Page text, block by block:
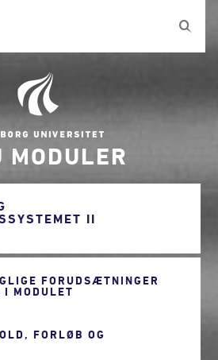
MODULER
II
FORUDSÆTNINGER
I MODULET
FORLØB OG